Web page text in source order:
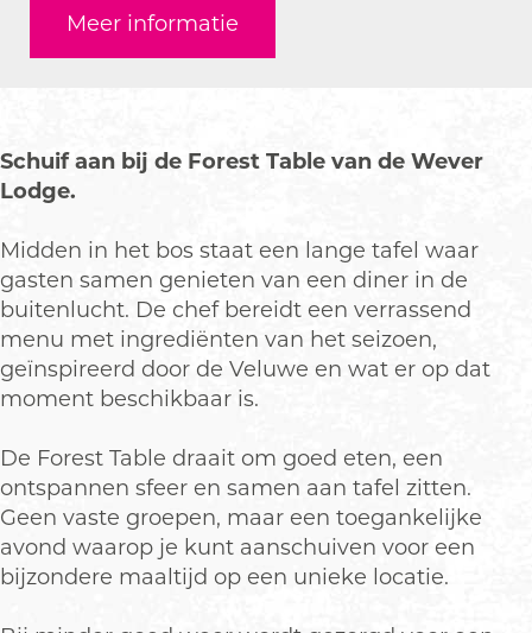
r
e
n
t
b
o
s
n
e
n
h
e
t
b
o
s
i
n
e
n
n
h
e
t
b
o
r
e
n
t
b
o
s
D
i
r
e
i
n
h
e
t
b
s
Meer informatie
Schuif aan bij de Forest Table van de Wever
Lodge.
Midden in het bos staat een lange tafel waar
gasten samen genieten van een diner in de
buitenlucht. De chef bereidt een verrassend
menu met ingrediënten van het seizoen,
geïnspireerd door de Veluwe en wat er op dat
moment beschikbaar is.
De Forest Table draait om goed eten, een
ontspannen sfeer en samen aan tafel zitten.
Geen vaste groepen, maar een toegankelijke
avond waarop je kunt aanschuiven voor een
bijzondere maaltijd op een unieke locatie.